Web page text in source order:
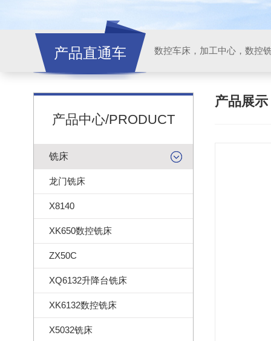
产品直通车
产品中心/PRODUCT
铣床
龙门铣床
X8140
XK650数控铣床
ZX50C
XQ6132升降台铣床
XK6132数控铣床
X5032铣床
产品展示